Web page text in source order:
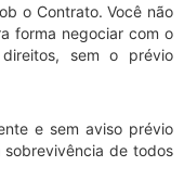
o Contrato. Você não
forma negociar com o
sem o prévio
e sem aviso prévio
sobrevivência de todos